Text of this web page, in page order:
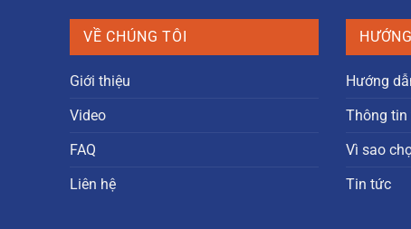
VỀ CHÚNG TÔI
Giới thiệu
Video
FAQ
Liên hệ
Hướng
Thông tin
Vì sao
Tin tức